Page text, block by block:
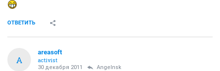
ОТВЕТИТЬ
A
areasoft
activist
30 декабря 2011 Angelnsk